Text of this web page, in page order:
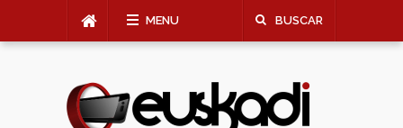
MENU BUSCAR